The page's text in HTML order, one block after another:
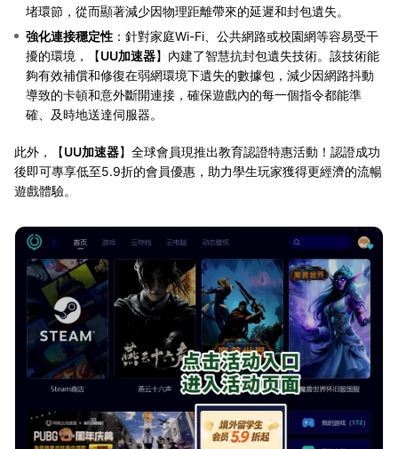
堵環節，從而顯著減少因物理距離帶來的延遲和封包遺失。
強化連接穩定性 ：針對家庭Wi-Fi、公共網路或校園網等容易受干
擾的環境，【UU加速器】內建了智慧抗封包遺失技術。該技術能
夠有效補償和修復在弱網環境下遺失的數據包，減少因網路抖動
導致的卡頓和意外斷開連接，確保遊戲內的每一個指令都能準
確、及時地送達伺服器。
此外，【UU加速器】全球會員現推出教育認證特惠活動！認證成功
後即可專享低至5.9折的會員優惠，助力學生玩家獲得更經濟的流暢
遊戲體驗。